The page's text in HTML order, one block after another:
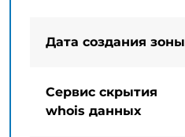
Дата создания зоны
Сервис скрытия
whois данных